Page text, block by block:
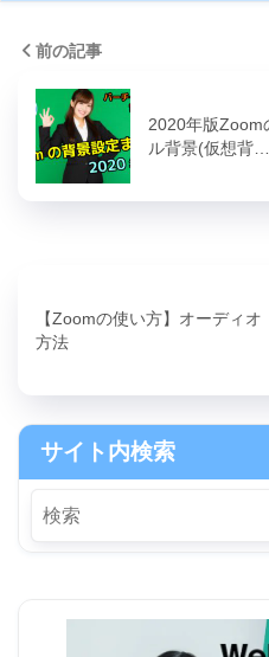
前の記事
2020年版Zoom
ル背景(仮想背…
【Zoomの使い方】オーディ
方法
サイト内検索